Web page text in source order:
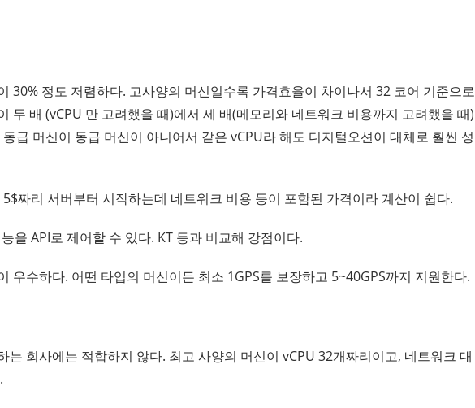
30% 정도 저렴하다. 고사양의 머신일수록 가격효율이 차이나서 32 코어 기준으로
두 배 (vCPU 만 고려했을 때)에서 세 배(메모리와 네트워크 비용까지 고려했을 때)
급 머신이 동급 머신이 아니어서 같은 vCPU라 해도 디지털오션이 대체로 훨씬 성
짜리 서버부터 시작하는데 네트워크 비용 등이 포함된 가격이라 계산이 쉽다.
을 API로 제어할 수 있다. KT 등과 비교해 강점이다.
우수하다. 어떤 타입의 머신이든 최소 1GPS를 보장하고 5~40GPS까지 지원한다.
는 회사에는 적합하지 않다. 최고 사양의 머신이 vCPU 32개짜리이고, 네트워크 대